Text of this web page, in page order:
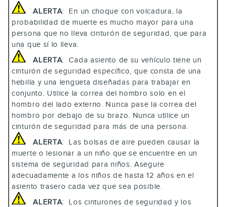
ALERTA: En un choque con volcadura, la
probabilidad de muerte es mucho mayor para una
persona que no lleva cinturón de seguridad, que para
una que sí lo lleva.
ALERTA: Cada asiento de su vehículo tiene un
cinturón de seguridad específico, que consta de una
hebilla y una lengüeta diseñadas para trabajar en
conjunto. Utilice la correa del hombro solo en el
hombro del lado externo. Nunca pase la correa del
hombro por debajo de su brazo. Nunca utilice un
cinturón de seguridad para más de una persona.
ALERTA: Las bolsas de aire pueden causar la
muerte o lesionar a un niño que se encuentre en un
sistema de seguridad para niños. Asegure
adecuadamente a los niños de hasta 12 años en el
asiento trasero cada vez que sea posible.
ALERTA: Los cinturones de seguridad y los